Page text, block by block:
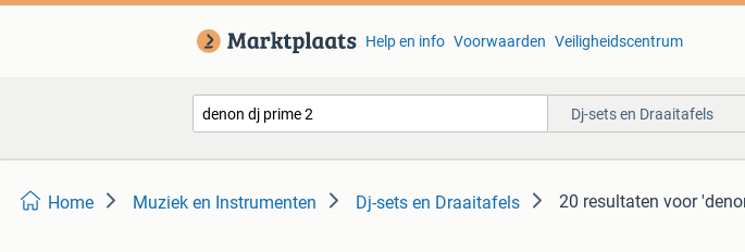
Help en info Voorwaarden Veiligheidscentrum
Dj-sets en Draaitafels
Home Muziek en Instrumenten Dj-sets en Draaitafels 20 resultaten voor